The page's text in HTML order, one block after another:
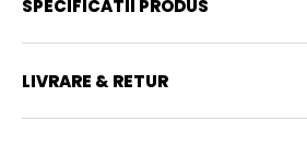
SPECIFICATII PRODUS
LIVRARE & RETUR